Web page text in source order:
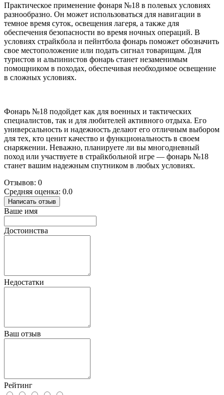
Практическое применение фонаря №18 в полевых условиях
разнообразно. Он может использоваться для навигации в
темное время суток, освещения лагеря, а также для
обеспечения безопасности во время ночных операций. В
условиях страйкбола и пейнтбола фонарь поможет обозначить
свое местоположение или подать сигнал товарищам. Для
туристов и альпинистов фонарь станет незаменимым
помощником в походах, обеспечивая необходимое освещение
в сложных условиях.
Фонарь №18 подойдет как для военных и тактических
специалистов, так и для любителей активного отдыха. Его
универсальность и надежность делают его отличным выбором
для тех, кто ценит качество и функциональность в своем
снаряжении. Неважно, планируете ли вы многодневный
поход или участвуете в страйкбольной игре — фонарь №18
станет вашим надежным спутником в любых условиях.
Отзывов: 0
Средняя оценка: 0.0
Написать отзыв
Ваше имя
Достоинства
Недостатки
Ваш отзыв
Рейтинг